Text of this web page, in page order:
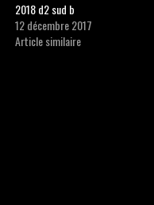
2018 d2 sud b
12 décembre 2017
Article similaire